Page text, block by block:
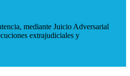
mediante Juicio Adversarial
extrajudiciales y